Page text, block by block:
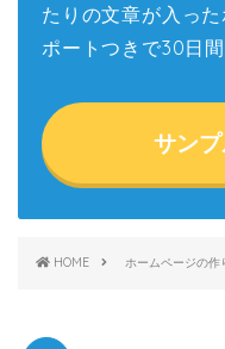
たりの文章が入っ
ポートつきで30日
サン
HOME ホームページの作